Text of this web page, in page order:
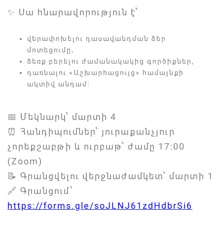
✨ Սա հնարավորություն է՝
վերափոխելու դասավանդման ձեր
մոտեցումը,
ձեռք բերելու ժամանակակից գործիքներ,
դառնալու «Աշխարհացույց» համայնքի
ակտիվ անդամ։
📅 Մեկնարկ՝ մարտի 4
⏰ Հանդիպումներ՝ յուրաքանչյուր
չորեքշաբթի և ուրբաթ՝ ժամը 17:00
(Zoom)
📝 Գրանցվելու վերջնաժամկետ՝ մարտի 1
🔗 Գրանցում՝
https://forms.gle/soJLNJ61zdHdbrSi6